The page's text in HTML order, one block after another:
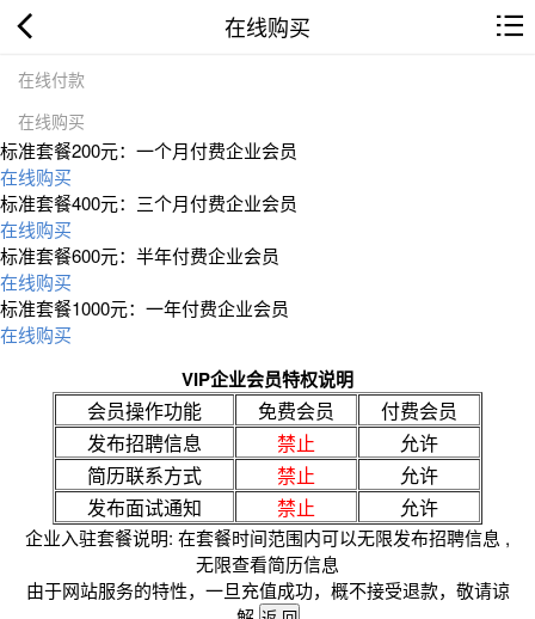
在线购买
在线付款
在线购买
标准套餐200元：一个月付费企业会员
在线购买
标准套餐400元：三个月付费企业会员
在线购买
标准套餐600元：半年付费企业会员
在线购买
标准套餐1000元：一年付费企业会员
在线购买
VIP企业会员特权说明
会员操作功能 免费会员
付费会员
发布招聘信息
禁止
允许
简历联系方式
禁止
允许
发布面试通知
禁止 允许
企业入驻套餐说明: 在套餐时间范围内可以无限发布招聘信息 ,
无限查看简历信息
由于网站服务的特性，一旦充值成功，概不接受退款，敬请谅